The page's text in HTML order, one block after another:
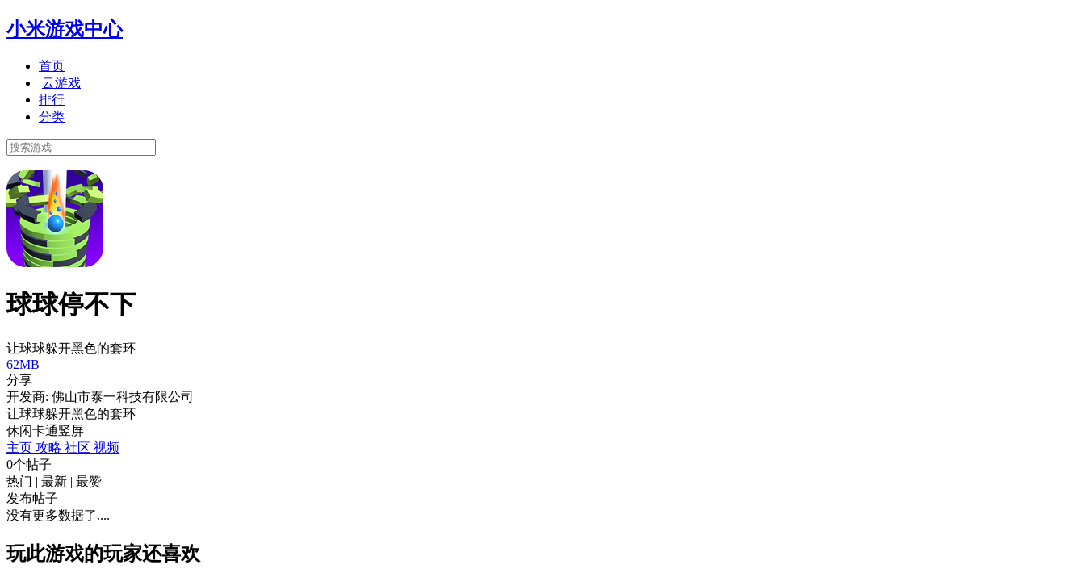
小米游戏中心
首页
云游戏
排行
分类
球球停不下
让球球躲开黑色的套环
62MB
分享
开发商: 佛山市泰一科技有限公司
让球球躲开黑色的套环
休闲卡通竖屏
主页 攻略 社区 视频
0个帖子
热门 | 最新 | 最赞
发布帖子
没有更多数据了....
玩此游戏的玩家还喜欢